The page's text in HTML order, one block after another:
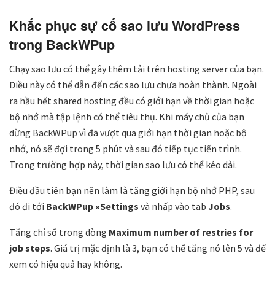
Khắc phục sự cố sao lưu WordPress
trong BackWPup
Chạy sao lưu có thể gây thêm tải trên hosting server của bạn.
Điều này có thể dẫn đến các sao lưu chưa hoàn thành. Ngoài
ra hầu hết shared hosting đều có giới hạn về thời gian hoặc
bộ nhớ mà tập lệnh có thể tiêu thụ. Khi máy chủ của bạn
dừng BackWPup vì đã vượt qua giới hạn thời gian hoặc bộ
nhớ, nó sẽ đợi trong 5 phút và sau đó tiếp tục tiến trình.
Trong trường hợp này, thời gian sao lưu có thể kéo dài.
Điều đầu tiên bạn nên làm là tăng giới hạn bộ nhớ PHP, sau
đó đi tới BackWPup »Settings và nhấp vào tab Jobs.
Tăng chỉ số trong dòng Maximum number of restries for
job steps. Giá trị mặc định là 3, bạn có thể tăng nó lên 5 và để
xem có hiệu quả hay không.